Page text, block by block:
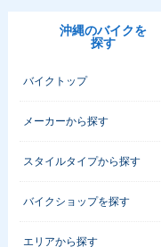
沖縄のバイクを
探す
バイクトップ
メーカーから探す
スタイルタイプから探す
バイクショップを探す
エリアから探す